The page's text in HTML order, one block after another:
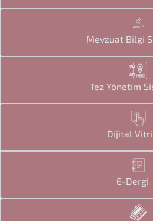
Mevzuat Bilgi
Tez Yönetim
Dijital
E-Dergi